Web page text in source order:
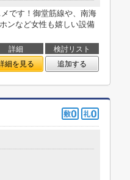
です！御堂筋線や、南海
ンなど女性も嬉しい設備
詳細
検討リスト
細を見る 追加する